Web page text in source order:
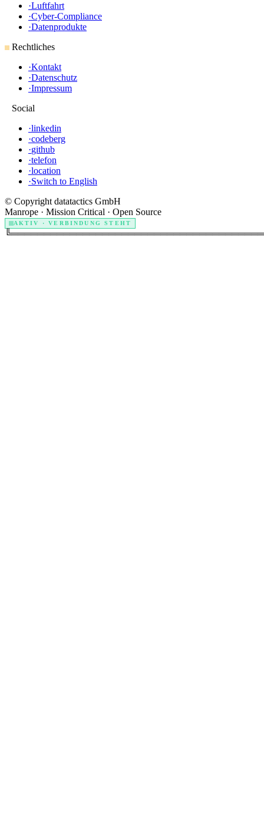
·Luftfahrt
·Cyber-Compliance
·Datenprodukte
Rechtliches
·Kontakt
·Datenschutz
·Impressum
Social
·linkedin
·codeberg
·github
·telefon
·location
·Switch to English
© Copyright datatactics GmbH
Manrope · Mission Critical · Open Source
AKTIV · VERBINDUNG STEHT